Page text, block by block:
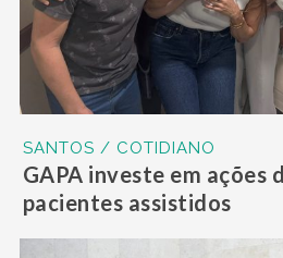
SANTOS / COTIDIANO
GAPA investe em ações
pacientes assistidos